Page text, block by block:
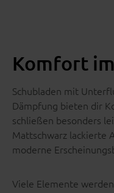
Komfort
Schubladen mit
Dämpfung bieten dir
schließen besonders
Mattschwarz lackierte
moderne
Viele Elemente